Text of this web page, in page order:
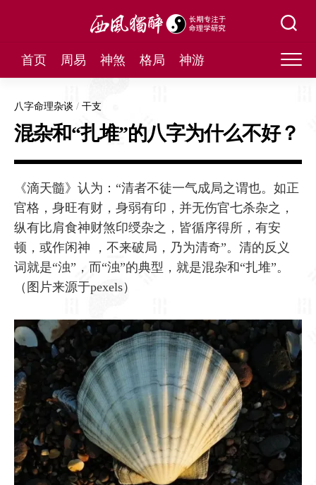
首页 周易 神煞 格局 神游
八字命理杂谈 / 干支
混杂和“扎堆”的八字为什么不好？
《滴天髓》认为：“清者不徒一气成局之谓也。如正
官格，身旺有财，身弱有印，并无伤官七杀杂之，
纵有比肩食神财煞印绶杂之，皆循序得所，有安
顿，或作闲神 ，不来破局，乃为清奇”。清的反义
词就是“浊”，而“浊”的典型，就是混杂和“扎堆”。
（图片来源于pexels）